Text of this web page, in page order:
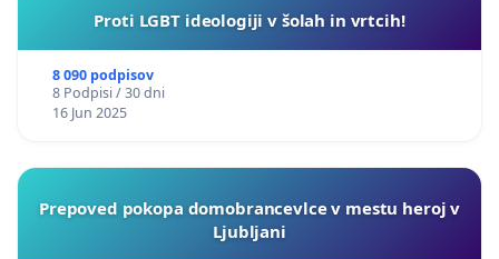
Proti LGBT ideologiji v šolah in vrtcih!
8 090 podpisov
8 Podpisi / 30 dni
16 Jun 2025
Prepoved pokopa domobrancevlce v mestu heroj v
Ljubljani